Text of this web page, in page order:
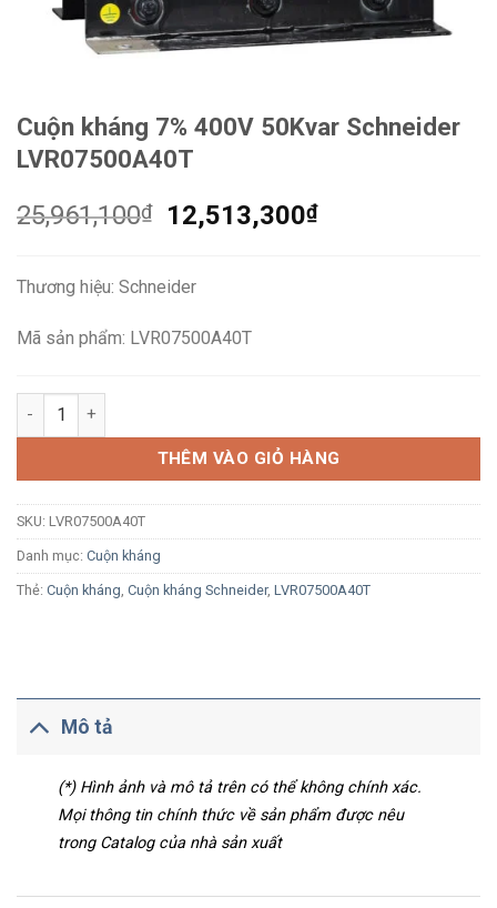
Cuộn kháng 7% 400V 50Kvar Schneider
LVR07500A40T
25,961,100₫
Giá
25,961,100₫.
12,513,300₫Giá
Thương hiệu: Schneider
Mã sản phẩm: LVR07500A40T
Cuộn kháng 7% 400V 50Kvar Schneider LVR07500A40T số
THÊM VÀO GIỎ HÀNG
SKU: LVR07500A40T
Danh mục: Cuộn kháng
Thẻ: Cuộn kháng Cuộn kháng Schneider, LVR07500A40T
Mô tả
(*) Hình ảnh và mô tả trên có thể không chính xác.
Mọi thông tin chính thức về sản phẩm được nêu
trong Catalog của nhà sản xuất